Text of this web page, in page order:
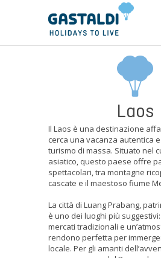
Laos
Il Laos è una destinazione
cerca una vacanza autentica
turismo di massa. Situato nel
asiatico, questo paese offre
spettacolari, tra montagne
cascate e il maestoso fiume
La città di Luang Prabang,
è uno dei luoghi più
mercati tradizionali e
rendono perfetta per
locale. Per gli amanti